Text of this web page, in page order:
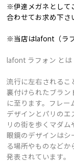
※伊達メガネとして
合わせてお求め下さ
※当店はlafont（ラ
lafont ラフォン とは
流行に左右される
裏付けられたブラン
に至ります。フレ
デザインとパリのエ
リの街を歩くマダ
眼鏡のデザインはシ
る場所やものなど
発表されています。